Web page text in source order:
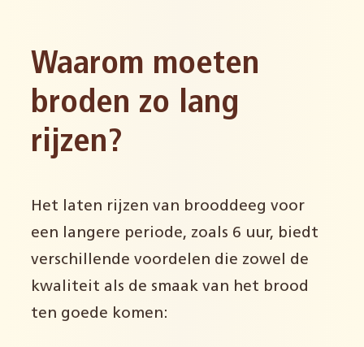
Waarom moeten
broden zo lang
rijzen?
Het laten rijzen van brooddeeg voor
een langere periode, zoals 6 uur, biedt
verschillende voordelen die zowel de
kwaliteit als de smaak van het brood
ten goede komen: